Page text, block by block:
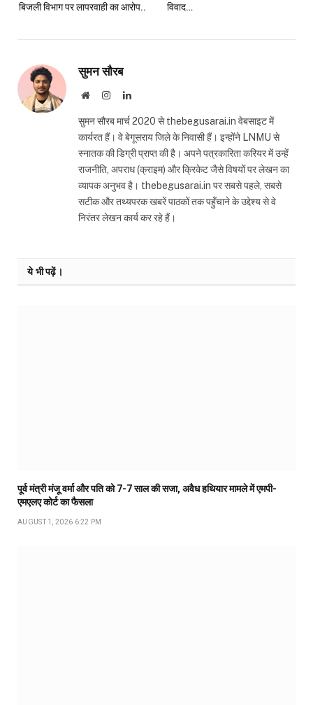
बिजली विभाग पर लापरवाही का आरोप..
विवाद…
सुमन सौरब
WebsiteInstagramLinkedIn
सुमन सौरब मार्च 2020 से thebegusarai.in वेबसाइट में
कार्यरत हैं। वे बेगूसराय जिले के निवासी हैं। इन्होंने LNMU से
स्नातक की डिग्री प्राप्त की है। अपने पत्रकारिता करियर में उन्हें
राजनीति, अपराध (क्राइम) और क्रिकेट जैसे विषयों पर लेखन का
व्यापक अनुभव है। thebegusarai.in पर सबसे पहले, सबसे
सटीक और तथ्यपरक खबरें पाठकों तक पहुँचाने के उद्देश्य से वे
निरंतर लेखन कार्य कर रहे हैं।
ये भी पढ़ें।
पूर्व मंत्री मंजू वर्मा और पति को 7-7 साल की सजा, अवैध हथियार मामले में एमपी-
एमएलए कोर्ट का फैसला
AUGUST 1, 2026 6:22 PM